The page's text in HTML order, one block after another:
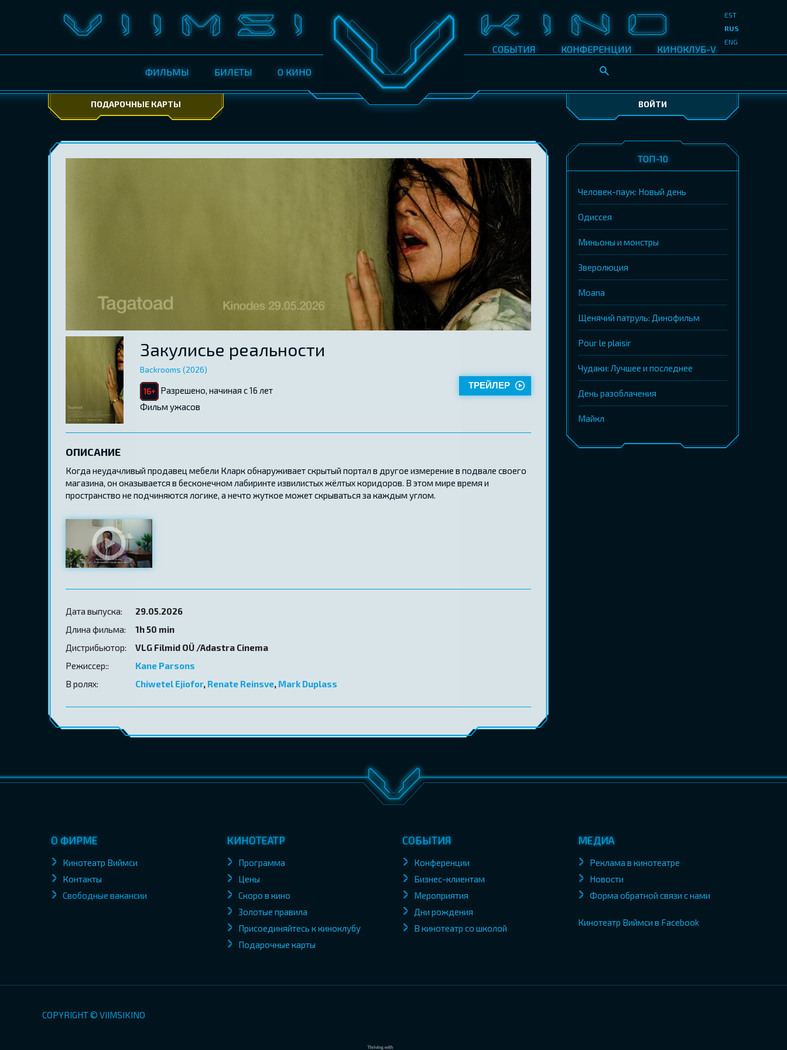
ФИЛЬМЫ БИЛЕТЫ О КИНО
СОБЫТИЯ КОНФЕРЕНЦИИ КИНОКЛУБ-V
EST
RUS
ENG
ПОДАРОЧНЫЕ КАРТЫ ВОЙТИ
Закулисье реальности
Backrooms (2026)
Разрешено, начиная с 16 лет
Фильм ужасов
ТРЕЙЛЕР
ОПИСАНИЕ
Когда неудачливый продавец мебели Кларк обнаруживает скрытый портал в другое измерение в подвале своего
магазина, он оказывается в бесконечном лабиринте извилистых жёлтых коридоров. В этом мире время и
пространство не подчиняются логике, а нечто жуткое может скрываться за каждым углом.
Дата выпуска:
29.05.2026
Длина фильма:
1h 50 min
Дистрибьютор:
VLG Filmid OÜ /Adastra Cinema
Режиссер::
Kane Parsons
В ролях:
Chiwetel Ejiofor, Renate Reinsve, Mark Duplass
ТОП-10
Человек-паук: Новый день
Одиссея
Миньоны и монстры
Зверолюция
Moana
Щенячий патруль: Динофильм
Pour le plaisir
Чудаки: Лучшее и последнее
День разоблачения
Майкл
О ФИРМЕ
Кинотеатр Виймси
Контакты
Свободные вакансии
КИНОТЕАТР
Программа
Цены
Скоро в кино
Золотые правила
Присоединяйтесь к киноклубу
Подарочные карты
СОБЫТИЯ
Конференции
Бизнес-клиентам
Мероприятия
Дни рождения
В кинотеатр со школой
МЕДИА
Реклама в кинотеатре
Новости
Форма обратной связи с нами
Кинотеатр Виймси в Facebook
COPYRIGHT © VIIMSIKINO